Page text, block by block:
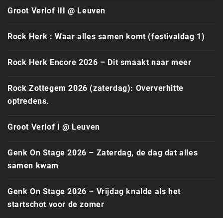
Groot Verlof III @ Leuven
Rock Herk : Waar alles samen komt (festivaldag 1)
Rock Herk Encore 2026 – Dit smaakt naar meer
Rock Zottegem 2026 (zaterdag): Oververhitte
optredens.
Groot Verlof I @ Leuven
Genk On Stage 2026 – Zaterdag, de dag dat alles
samen kwam
Genk On Stage 2026 – Vrijdag knalde als het
startschot voor de zomer